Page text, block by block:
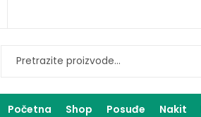
Početna Shop Posuđe Nakit